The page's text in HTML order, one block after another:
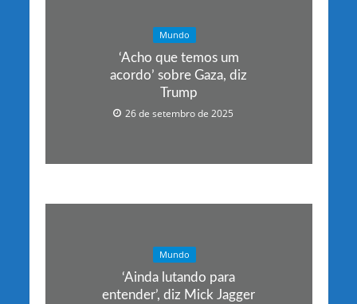
Mundo
‘Acho que temos um
acordo’ sobre Gaza, diz
Trump
26 de setembro de 2025
Mundo
‘Ainda lutando para
entender’, diz Mick Jagger